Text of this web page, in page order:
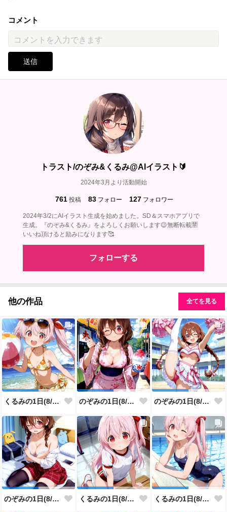
コメント
送信
トラスト/のぞみ&くるみ@AIイラスト🔰
2024年3月より活動開始
761 投稿 83 フォロー 127 フォロワー
2024年3/2にAIイラスト生成を始めました。SD＆スマホアプリで
生成。『のぞみ&くるみ』をよろしくお願いします😉無断転載🈲
いいね頂けると励みになります🥰
フォローする
他の作品 全てを見る
くるみの1日(8/9投稿分) のぞみの1日(8/8投稿分) のぞみの1日(8/7投稿分)
のぞみの1日(8/6投稿分) くるみの1日(8/5投稿分) くるみの1日(8/4投稿分)